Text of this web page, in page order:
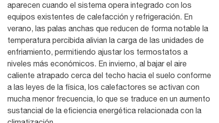
aparecen cuando el sistema opera integrado con los
equipos existentes de calefacción y refrigeración. En
verano, las palas anchas que reducen de forma notable la
temperatura percibida alivian la carga de las unidades de
enfriamiento, permitiendo ajustar los termostatos a
niveles más económicos. En invierno, al bajar el aire
caliente atrapado cerca del techo hacia el suelo conforme
a las leyes de la física, los calefactores se activan con
mucha menor frecuencia, lo que se traduce en un aumento
sustancial de la eficiencia energética relacionada con la